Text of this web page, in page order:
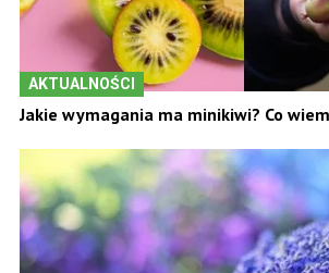
AKTUALNOŚCI
Jakie wymagania ma minikiwi? Co